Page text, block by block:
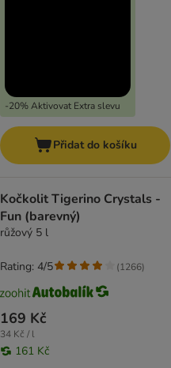
-20% Aktivovat Extra slevu
Přidat do košíku
Kočkolit Tigerino Crystals -
Fun (barevný)
růžový 5 l
169 Kč
34 Kč / l
161 Kč
Rating: 4/5 (1266)